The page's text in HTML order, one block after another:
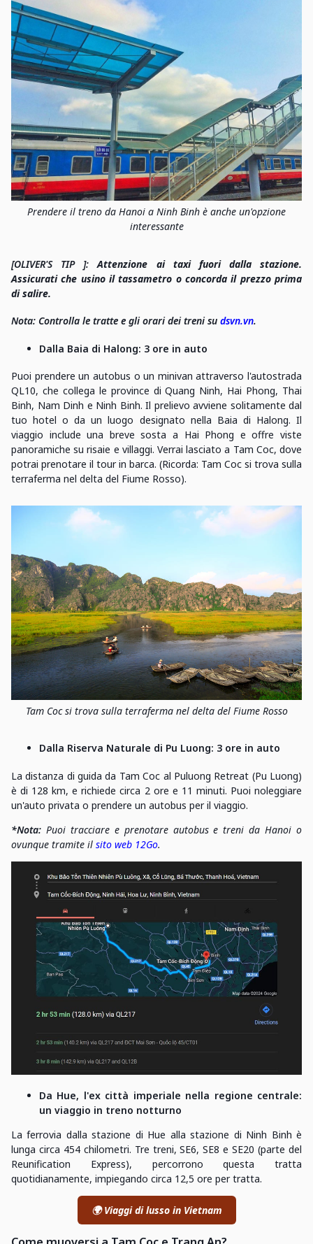
Prendere il treno da Hanoi a Ninh Binh è anche un'opzione
interessante
[OLIVER'S TIP ]:Attenzione ai taxi fuori dalla stazione.
Assicurati che usino il tassametro o concorda il prezzo prima
di salire.
Nota: Controlla le tratte e gli orari dei treni su dsvn.vn.
Dalla Baia di Halong: 3 ore in auto
Puoi prendere un autobus o un minivan attraverso l'autostrada
QL10, che collega le province di Quang Ninh, Hai Phong, Thai
Binh, Nam Dinh e Ninh Binh. Il prelievo avviene solitamente dal
tuo hotel o da un luogo designato nella Baia di Halong. Il
viaggio include una breve sosta a Hai Phong e offre viste
panoramiche su risaie e villaggi. Verrai lasciato a Tam Coc, dove
potrai prenotare il tour in barca. (Ricorda: Tam Coc si trova sulla
terraferma nel delta del Fiume Rosso).
Tam Coc si trova sulla terraferma nel delta del Fiume Rosso
Dalla Riserva Naturale di Pu Luong: 3 ore in auto
La distanza di guida da Tam Coc al Puluong Retreat (Pu Luong)
è di 128 km, e richiede circa 2 ore e 11 minuti. Puoi noleggiare
un'auto privata o prendere un autobus per il viaggio.
*Nota: Puoi tracciare e prenotare autobus e treni da Hanoi o
ovunque tramite il sito web 12Go.
Da Hue, l'ex città imperiale nella regione centrale:
un viaggio in treno notturno
La ferrovia dalla stazione di Hue alla stazione di Ninh Binh è
lunga circa 454 chilometri. Tre treni, SE6, SE8 e SE20 (parte del
Reunification Express), percorrono questa tratta
quotidianamente, impiegando circa 12,5 ore per tratta.
🌍 Viaggi di lusso in Vietnam